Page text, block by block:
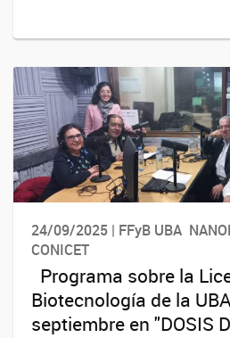
24/09/2025 | FFyB UBA
CONICET
Programa sobre la
Biotecnología de la
septiembre en "DOSIS